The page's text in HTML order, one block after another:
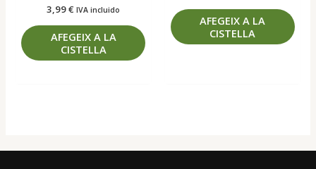
3,99€ IVA incluido
AFEGEIX A LA
CISTELLA
AFEGEIX A LA
CISTELLA